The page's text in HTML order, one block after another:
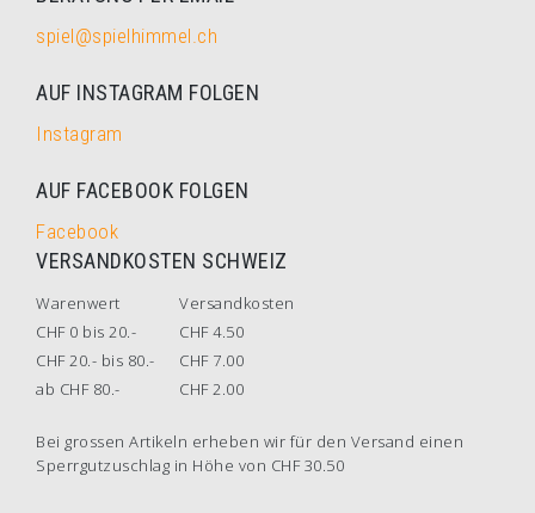
spiel@spielhimmel.ch
AUF INSTAGRAM FOLGEN
Instagram
AUF FACEBOOK FOLGEN
Facebook
VERSANDKOSTEN SCHWEIZ
Warenwert
Versandkosten
CHF 0 bis 20.-
CHF 4.50
CHF 20.- bis 80.-
CHF 7.00
ab CHF 80.-
CHF 2.00
Bei grossen Artikeln erheben wir für den Versand einen
Sperrgutzuschlag in Höhe von CHF 30.50